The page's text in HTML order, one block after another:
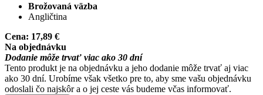
Brožovaná väzba
Angličtina
Cena: 17,89 €
Na objednávku
Dodanie môže trvať viac ako 30 dní
Tento produkt je na objednávku a jeho dodanie môže trvať aj viac
ako 30 dní. Urobíme však všetko pre to, aby sme vašu objednávku
odoslali čo najskôr a o jej ceste vás budeme včas informovať.